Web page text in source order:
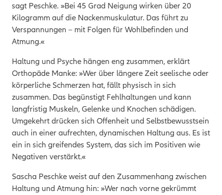
sagt Peschke. »Bei 45 Grad Neigung wirken über 20
Kilogramm auf die Nackenmuskulatur. Das führt zu
Verspannungen – mit Folgen für Wohlbefinden und
Atmung.«
Haltung und Psyche hängen eng zusammen, erklärt
Orthopäde Manke: »Wer über längere Zeit seelische oder
körperliche Schmerzen hat, fällt physisch in sich
zusammen. Das begünstigt Fehlhaltungen und kann
langfristig Muskeln, Gelenke und Knochen schädigen.
Umgekehrt drücken sich Offenheit und Selbstbewusstsein
auch in einer aufrechten, dynamischen Haltung aus. Es ist
ein in sich greifendes System, das sich im Positiven wie
Negativen verstärkt.«
Sascha Peschke weist auf den Zusammenhang zwischen
Haltung und Atmung hin: »Wer nach vorne gekrümmt